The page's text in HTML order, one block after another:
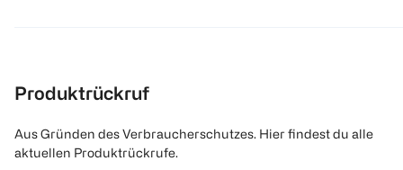
Produktrückruf
Aus Gründen des Verbraucherschutzes. Hier findest du alle
aktuellen Produktrückrufe.